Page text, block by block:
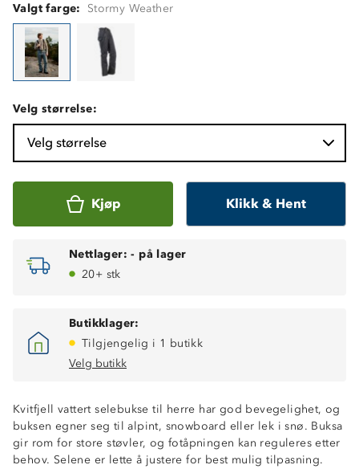
Valgt farge: Stormy Weather
Velg størrelse:
Velg størrelse
Kjøp Klikk & Hent
Nettlager: - på lager
20+ stk
Butikklager:
Tilgjengelig i 1 butikk
Velg butikk
Kvitfjell vattert selebukse til herre har god bevegelighet, og
buksen egner seg til alpint, snowboard eller lek i snø. Buksa
gir rom for store støvler, og fotåpningen kan reguleres etter
behov. Selene er lette å justere for best mulig tilpasning.
Vindtett
Vannavstøtende (4000 mm vannsøyle)
Isolerende
Borrelåsstramming i beina